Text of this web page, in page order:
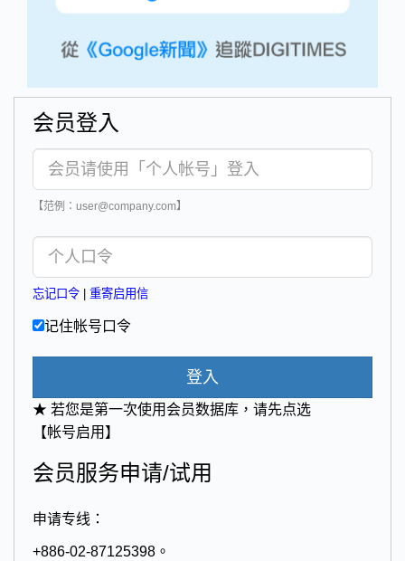
会员登入
【范例：user@company.com】
忘记口令 重寄启用信
记住帐号口令
登入
★ 若您是第一次使用会员数据库，请先点选
【帐号启用】
会员服务申请/试用
申请专线：
+886-02-87125398。